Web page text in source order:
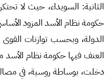
الثانية: السويداء، حيث لا
حكومة نظام الأسد المزود
الدولة، وبحسب توازنات
العنف فيها حكومة نظام الأسد